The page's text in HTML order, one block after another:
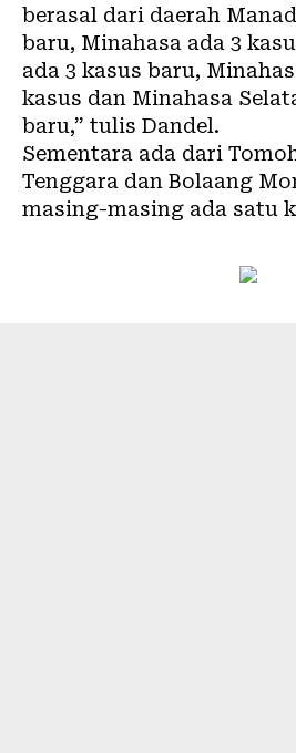
berasal dari daerah
baru, Minahasa ada 3
ada 3 kasus baru,
kasus dan Minahasa
baru,” tulis Dandel.
Sementara ada dari
Tenggara dan Bolaang
masing-masing ada satu